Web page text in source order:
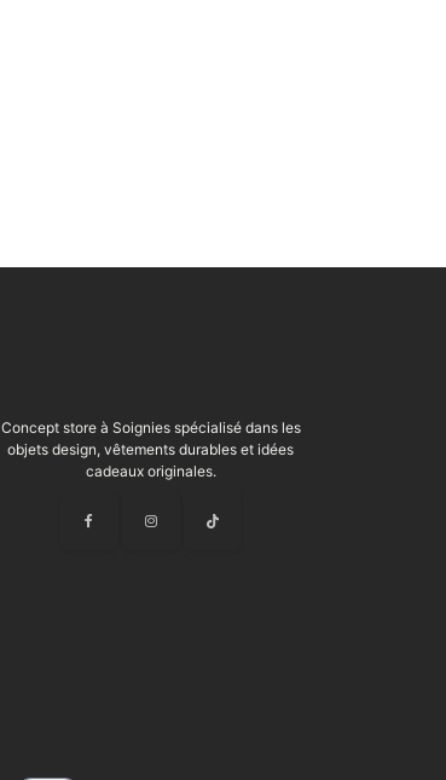
Concept store à Soignies spécialisé dans les
objets design, vêtements durables et idées
cadeaux originales.